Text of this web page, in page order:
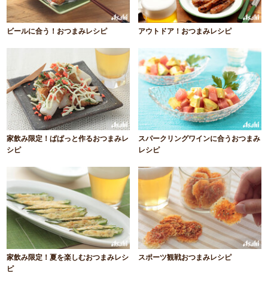
ビールに合う！おつまみレシピ アウトドア！おつまみレシピ
家飲み限定！ぱぱっと作るおつまみレ
シピ
スパークリングワインに合うおつまみ
レシピ
家飲み限定！夏を楽しむおつまみレシ
ピ
スポーツ観戦おつまみレシピ